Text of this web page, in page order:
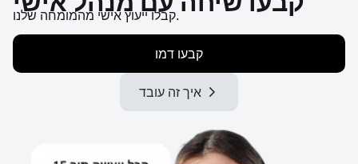
קבלו ייעוץ אישי מהמומחה שלנו.
קבעו דמו
איך זה עובד